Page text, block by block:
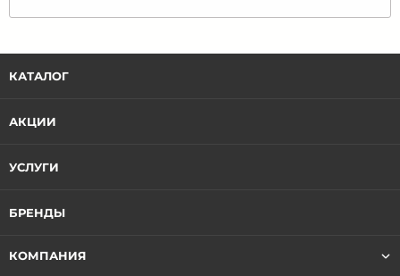
КАТАЛОГ
АКЦИИ
УСЛУГИ
БРЕНДЫ
КОМПАНИЯ